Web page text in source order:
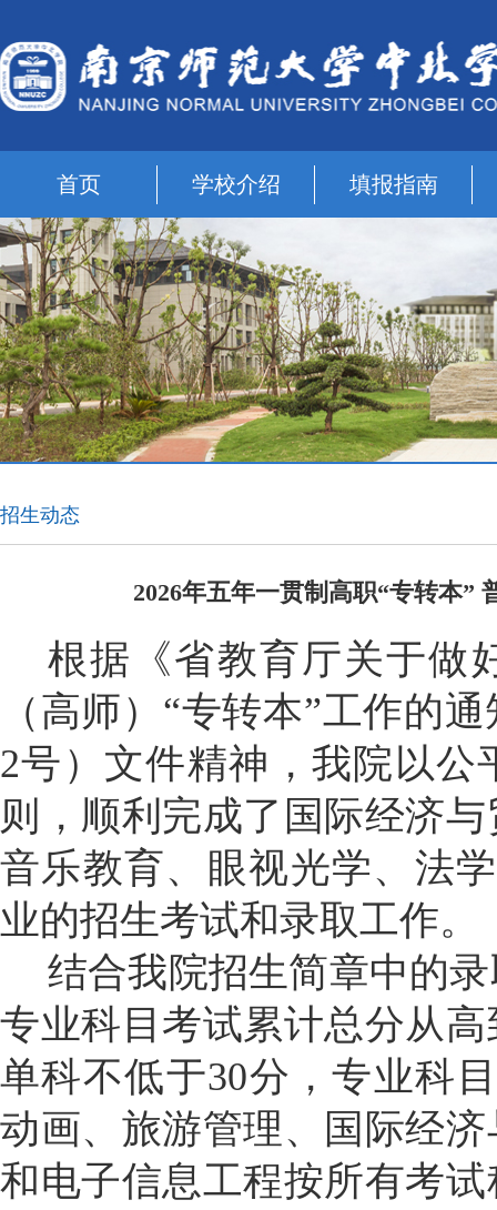
首页 学校介绍 填报指南
招生动态
2026年五年一贯制高职“专转本”
根据《省教育厅关于做
（高师） “专转本”工作的
2号）文件精神，我院以公
则，顺利完成了 国际经济
音乐教育、眼视光学、法
业的招生考试和录取工作。
结合我院招生简章中的
专业科目考试累计总分从
单科不低于30分，专业科
动画、旅游管理、国际经
和电子信息工程按所有考